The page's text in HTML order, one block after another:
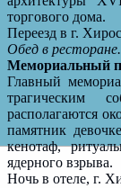
торгового дома.
Переезд в г.
Обед в ресторане.
Мемориальный
Главный
трагическим
располагаются
памятник
кенотаф,
ядерного взрыва.
Ночь в отеле, г.